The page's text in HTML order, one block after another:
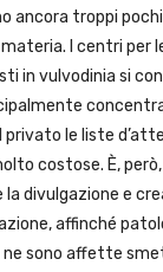
ancora troppi
I centri per
in vulvodinia si
privato le liste
costose. È,
divulgazione e
affinché
ne sono affette